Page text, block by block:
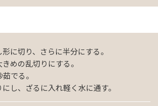
形に切り、さらに半分にする。
めの乱切りにする。
でる。
し、ざるに入れ軽く水に通す。